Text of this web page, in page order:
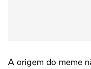
A origem do meme